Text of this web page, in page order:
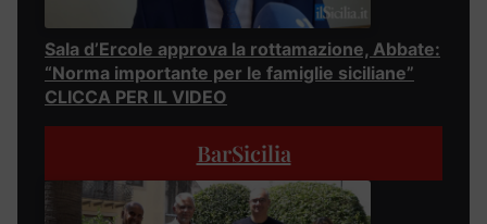
Sala d’Ercole approva la rottamazione, Abbate:
“Norma importante per le famiglie siciliane”
CLICCA PER IL VIDEO
BarSicilia